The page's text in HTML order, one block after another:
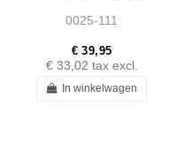
W114 Ponton
0025-111
€ 39,95
€ 33,02 tax excl.
In winkelwagen